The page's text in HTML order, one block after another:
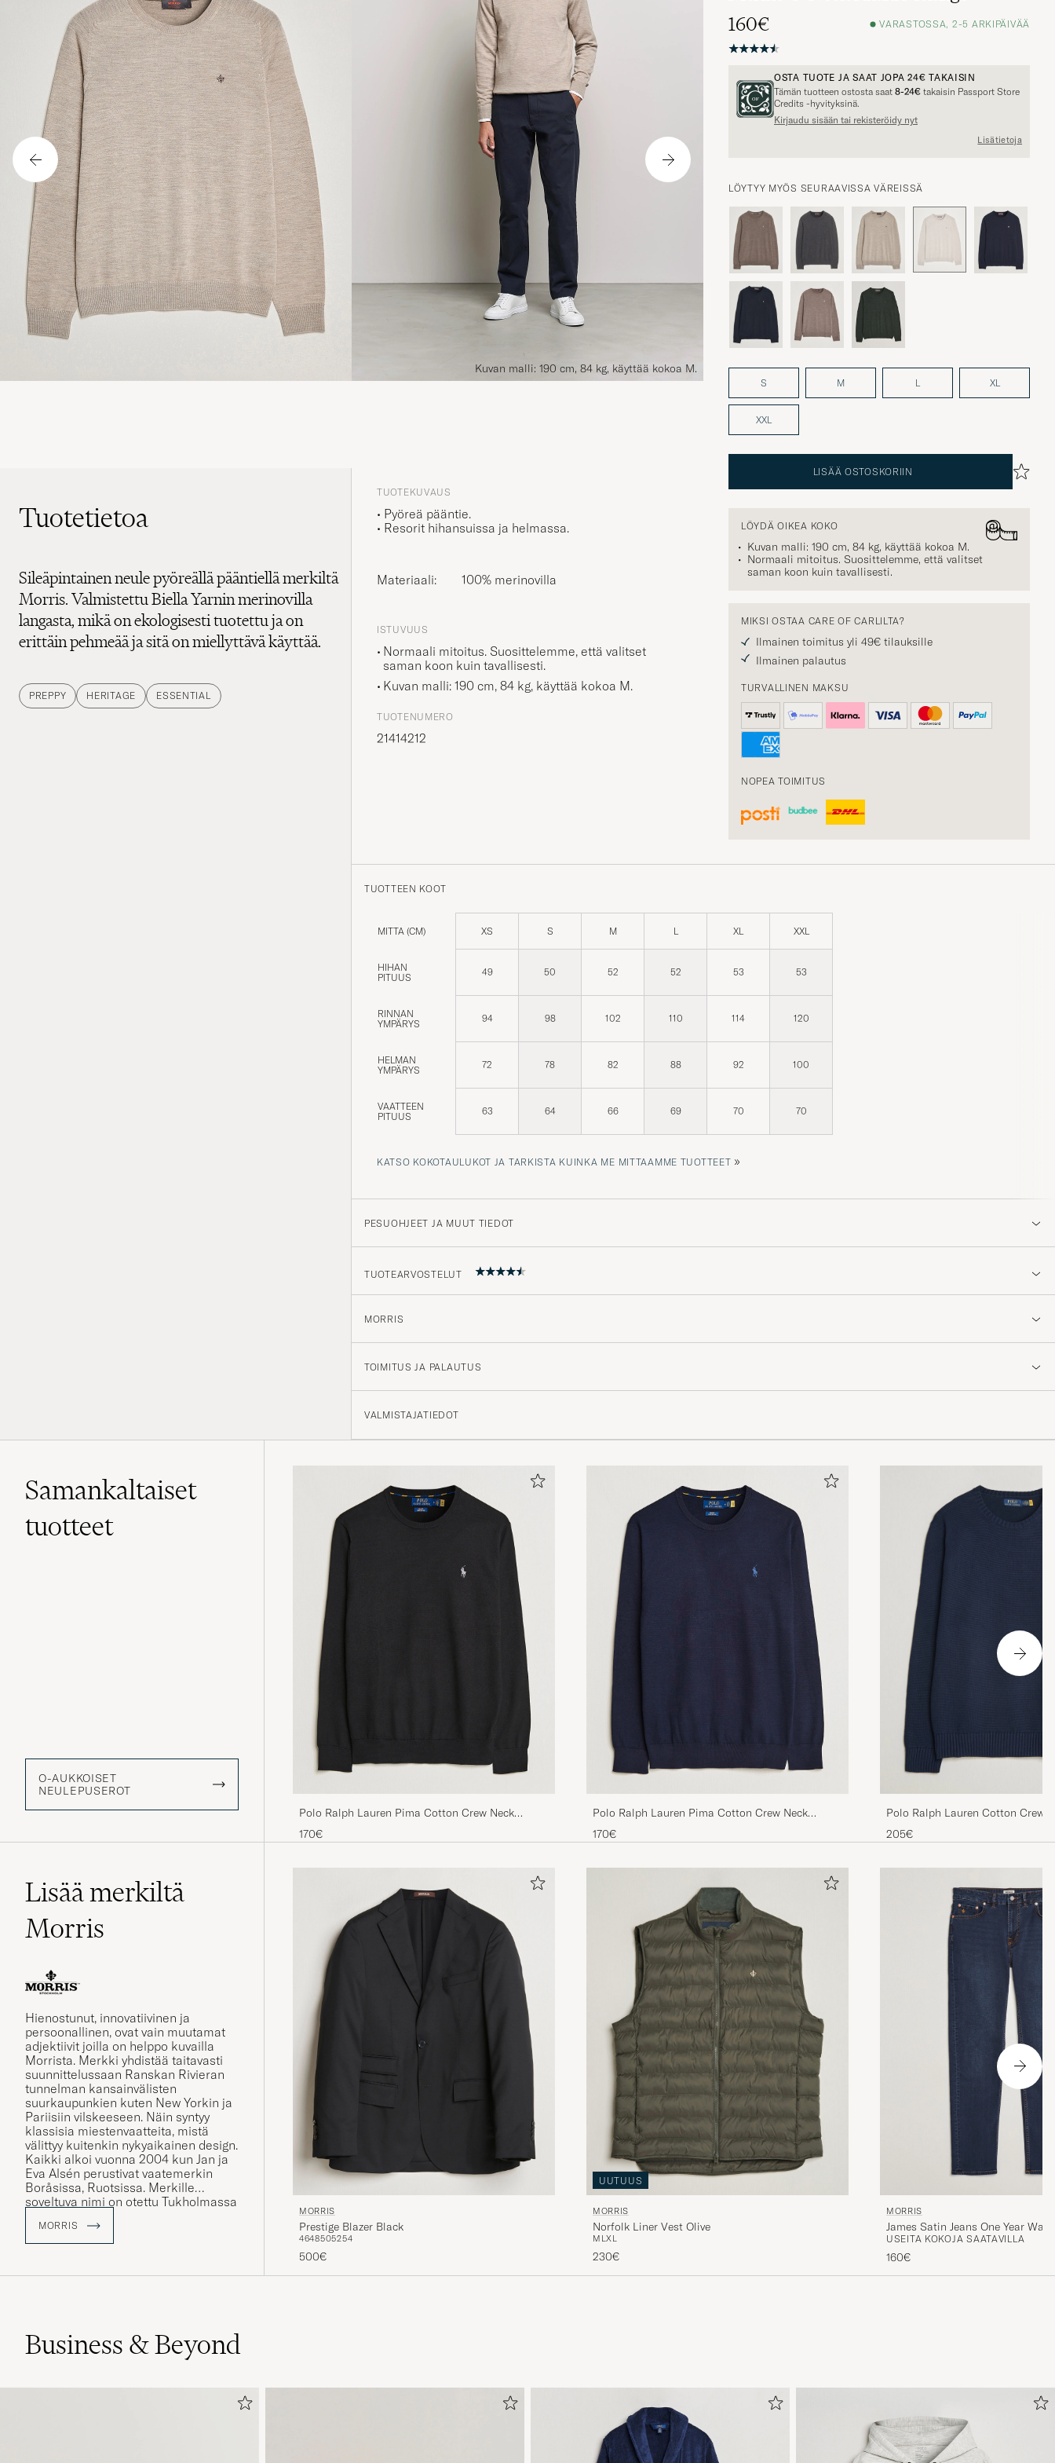
Kuvan malli: 190 cm, 84 kg, käyttää kokoa M.
160€
VARASTOSSA, 2-5 ARKIPÄIVÄÄ
OSTA TUOTE JA SAAT JOPA24€ TAKAISIN
Tämän tuotteen ostosta saat 8-24€ takaisin Passport Store
Credits -hyvityksinä.
Kirjaudu sisään tai rekisteröidy nyt
Lisätietoja
LÖYTYY MYÖS SEURAAVISSA VÄREISSÄ
S M L XL
XXL
LISÄÄ OSTOSKORIIN
LÖYDÄ OIKEA KOKO
Kuvan malli: 190 cm, 84 kg, käyttää kokoa M.
Normaali mitoitus. Suosittelemme, että valitset
saman koon kuin tavallisesti.
MIKSI OSTAA CARE OF CARLILTA?
Ilmainen toimitus yli 49€ tilauksille
Ilmainen palautus
TURVALLINEN MAKSU
NOPEA TOIMITUS
Tuotetietoa
Sileäpintainen neule pyöreällä pääntiellä merkiltä
Morris. Valmistettu Biella Yarnin merinovilla
langasta, mikä on ekologisesti tuotettu ja on
erittäin pehmeää ja sitä on miellyttävä käyttää.
PREPPY HERITAGE ESSENTIAL
TUOTEKUVAUS
• Pyöreä pääntie.
• Resorit hihansuissa ja helmassa.
Materiaali: 100% merinovilla
ISTUVUUS
Normaali mitoitus. Suosittelemme, että valitset
saman koon kuin tavallisesti.
Kuvan malli: 190 cm, 84 kg, käyttää kokoa M.
TUOTENUMERO
21414212
TUOTTEEN KOOT
MITTA (CM) XS S M L XL XXL
HIHAN
PITUUS
49 50 52 52 53 53
RINNAN
YMPÄRYS
94 98 102 110 114 120
HELMAN
YMPÄRYS
72 78 82 88 92 100
VAATTEEN
PITUUS
63 64 66 69 70 70
KATSO KOKOTAULUKOT JA TARKISTA KUINKA ME MITTAAMME TUOTTEET »
PESUOHJEET JA MUUT TIEDOT
TUOTEARVOSTELUT
4.6
(26)
Bra passform
OSTETTU OSOITTEESSA CAREOFCARL.SE
Skön passform och fin färg
OSTETTU OSOITTEESSA CAREOFCARL.SE
Bästa kvalitet i finaste tröjan
OSTETTU OSOITTEESSA CAREOFCARL.SE
Fin kvalitet på ullen, som är mjuk. Bra passform.
MIKAEL W OSTETTU OSOITTEESSA CAREOFCARL.SE
OSTETTU OSOITTEESSA CAREOFCARL.SE
Skön och snygg tröja.
TOMAS T OSTETTU OSOITTEESSA CAREOFCARL.SE
Kjempefin!
BIRGER A OSTETTU OSOITTEESSA CAREOFCARL.NO
MORRIS
TOIMITUS JA PALAUTUS
VALMISTAJATIEDOT
Samankaltaiset
tuotteet
O-AUKKOISET
NEULEPUSEROT
Polo Ralph Lauren Pima Cotton Crew Neck
Pullover Polo Black
170€
Polo Ralph Lauren Pima Cotton Crew Neck
Pullover Hunter Navy
170€
Polo Ralph Lauren Cotton Crew
Hunter Navy
205€
Lisää merkiltä
Morris
Hienostunut, innovatiivinen ja
persoonallinen, ovat vain muutamat
adjektiivit joilla on helppo kuvailla
Morrista. Merkki yhdistää taitavasti
suunnittelussaan Ranskan Rivieran
tunnelman kansainvälisten
suurkaupunkien kuten New Yorkin ja
Pariisiin vilskeeseen. Näin syntyy
klassisia miestenvaatteita, mistä
välittyy kuitenkin nykyaikainen design.
Kaikki alkoi vuonna 2004 kun Jan ja
Eva Alsén perustivat vaatemerkin
Boråsissa, Ruotsissa. Merkille
soveltuva nimi on otettu Tukholmassa
miestenpukimolta, joka kantoi nimeä
Morris.
MORRIS
MORRIS
Prestige Blazer Black
4648505254
500€
UUTUUS
MORRIS
Norfolk Liner Vest Olive
M LXL
230€
MORRIS
James Satin Jeans One Year Wash
USEITA KOKOJA SAATAVILLA
160€
Business & Beyond